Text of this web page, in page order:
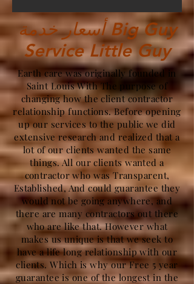
أسعار خدمة Big Guy
Service Little Guy
Earth care was originally founded in
Saint Louis With The purpose of
changing how the client contractor
relationship functions. Before opening
up our services to the public we did
extensive research and realized that a
lot of our clients wanted the same
things. All our clients wanted a
contractor who was Transparent,
Established, And could guarantee they
would not be going anywhere, and
there are many contractors out there
who are like that. However what
makes us unique is that we seek to
have a life long relationship with our
clients. Which is why our Free 5 year
guarantee is one of the longest in the